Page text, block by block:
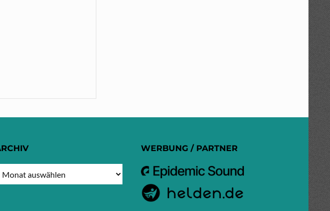
WERBUNG / PARTNER